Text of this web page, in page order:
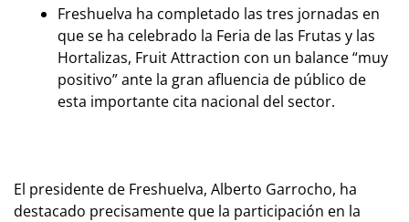
Freshuelva ha completado las tres jornadas en
que se ha celebrado la Feria de las Frutas y las
Hortalizas, Fruit Attraction con un balance “muy
positivo” ante la gran afluencia de público de
esta importante cita nacional del sector.
El presidente de Freshuelva, Alberto Garrocho, ha
destacado precisamente que la participación en la